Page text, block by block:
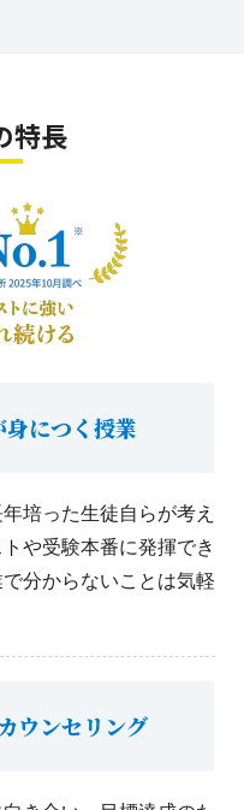
特長
につく授業
培った生徒自らが考え
や受験本番に発揮でき
分からないことは気軽
ウンセリング